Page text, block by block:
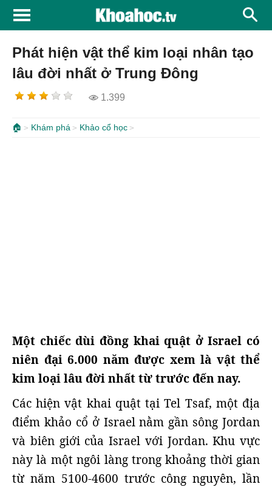
Phát hiện vật thể kim loại nhân tạo
lâu đời nhất ở Trung Đông
1.399
🏠 Khám phá Khảo cổ học
Một chiếc dùi đồng khai quật ở Israel có
niên đại 6.000 năm được xem là vật thể
kim loại lâu đời nhất từ trước đến nay.
Các hiện vật khai quật tại Tel Tsaf, một địa
điểm khảo cổ ở Israel nằm gần sông Jordan
và biên giới của Israel với Jordan. Khu vực
này là một ngôi làng trong khoảng thời gian
từ năm 5100-4600 trước công nguyên, lần